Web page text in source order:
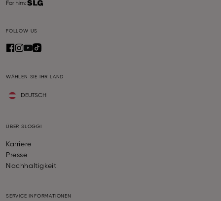
FOLLOW US
WÄHLEN SIE IHR LAND
DEUTSCH
ÜBER SLOGGI
Karriere
Presse
Nachhaltigkeit
SERVICE INFORMATIONEN